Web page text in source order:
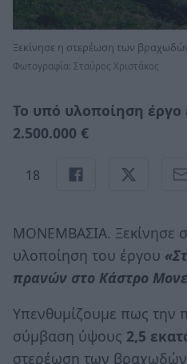
Ξεκίνησε η στερέωση των
Φωτογραφία: Σταύρος Χριστάκος
Το υπό υλοποίηση έργο
2.500.000 €
18
ΜΟΝΕΜΒΑΣΙΑ. Ξεκίνησε
υλοποίηση του έργου
πρανών στο Κάστρο
Υπενθυμίζουμε πως την
σύμβαση ύψους 2,5
στερέωση των